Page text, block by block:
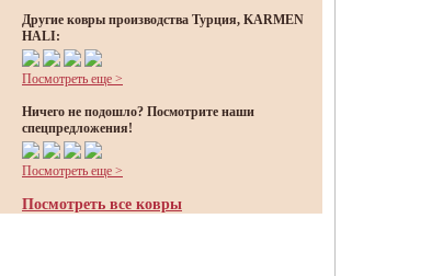
Другие ковры производства Турция, KARMEN
HALI:
Посмотреть еще >
Ничего не подошло? Посмотрите наши
спецпредложения!
Посмотреть еще >
Посмотреть все ковры